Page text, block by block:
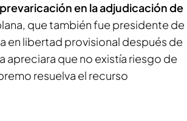
en la adjudicación de
que también fue presidente de
en libertad provisional después de
apreciara que no existía riesgo de
resuelva el recurso